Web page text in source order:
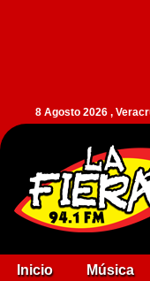
8 Agosto 2026 ,
Inicio Música